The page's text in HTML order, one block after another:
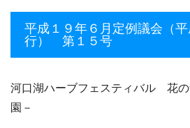
平成１９年６月定例議会（
行） 第１５号
河口湖ハーブフェスティバル 花
園－